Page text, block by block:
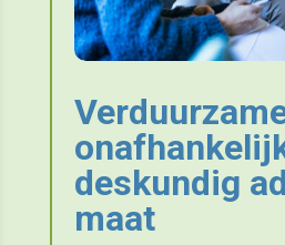
deskundig
maat